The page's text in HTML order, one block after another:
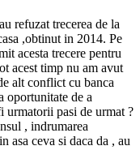
refuzat trecerea de la
,obtinut in 2014. Pe
acesta trecere pentru
acest timp nu am avut
alt conflict cu banca
oportunitate de a
urmatorii pasi de urmat ?
, indrumarea
asa ceva si daca da , au